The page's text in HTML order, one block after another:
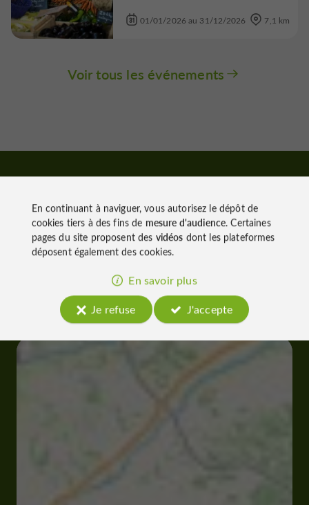
01/01/2026 au 31/12/2026 7,1 km
Voir tous les événements
aux
alentours
Découvrir S'informer Se loger
En continuant à naviguer, vous autorisez le dépôt de
cookies tiers à des fins de mesure d'audience. Certaines
pages du site proposent des vidéos dont les plateformes
déposent également des cookies.
En savoir plus
Je refuse
J'accepte